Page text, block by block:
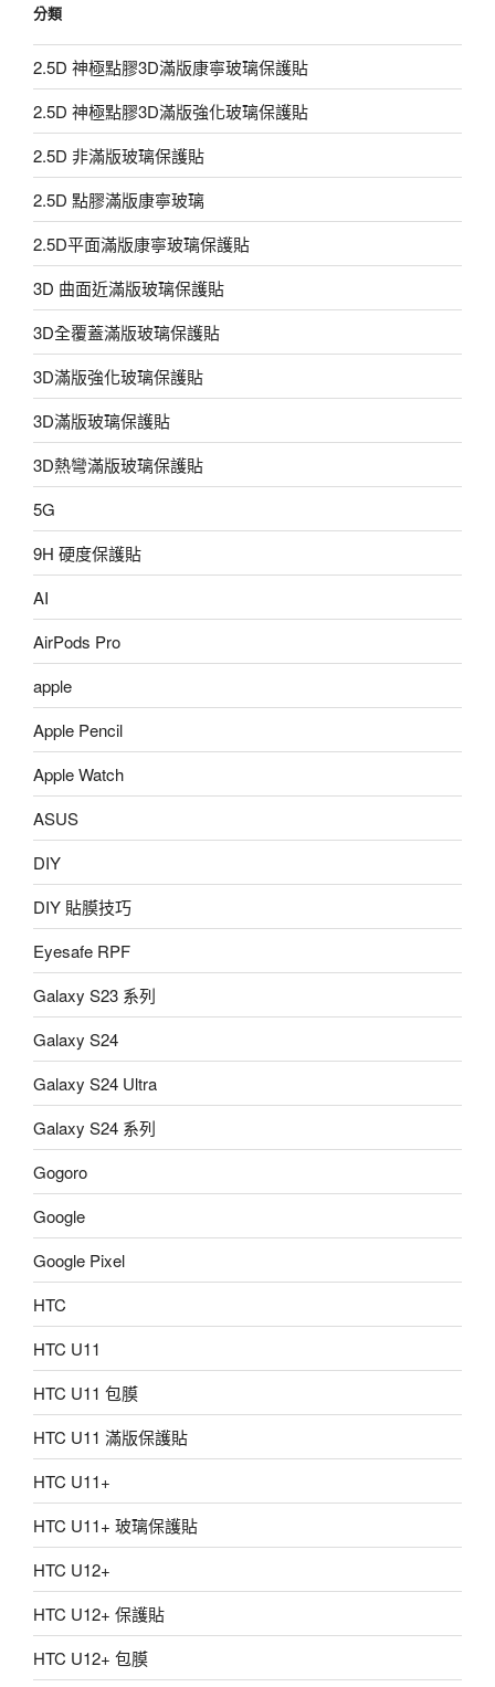
分類
2.5D 神極點膠3D滿版康寧玻璃保護貼
2.5D 神極點膠3D滿版強化玻璃保護貼
2.5D 非滿版玻璃保護貼
2.5D 點膠滿版康寧玻璃
2.5D平面滿版康寧玻璃保護貼
3D 曲面近滿版玻璃保護貼
3D全覆蓋滿版玻璃保護貼
3D滿版強化玻璃保護貼
3D滿版玻璃保護貼
3D熱彎滿版玻璃保護貼
5G
9H 硬度保護貼
AI
AirPods Pro
apple
Apple Pencil
Apple Watch
ASUS
DIY
DIY 貼膜技巧
Eyesafe RPF
Galaxy S23 系列
Galaxy S24
Galaxy S24 Ultra
Galaxy S24 系列
Gogoro
Google
Google Pixel
HTC
HTC U11
HTC U11 包膜
HTC U11 滿版保護貼
HTC U11+
HTC U11+ 玻璃保護貼
HTC U12+
HTC U12+ 保護貼
HTC U12+ 包膜